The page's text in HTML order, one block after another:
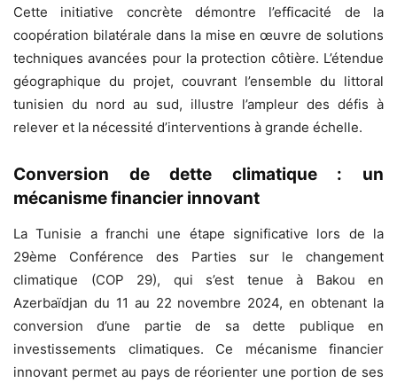
Cette initiative concrète démontre l’efficacité de la
coopération bilatérale dans la mise en œuvre de solutions
techniques avancées pour la protection côtière. L’étendue
géographique du projet, couvrant l’ensemble du littoral
tunisien du nord au sud, illustre l’ampleur des défis à
relever et la nécessité d’interventions à grande échelle.
Conversion de dette climatique : un
mécanisme financier innovant
La Tunisie a franchi une étape significative lors de la
29ème Conférence des Parties sur le changement
climatique (COP 29), qui s’est tenue à Bakou en
Azerbaïdjan du 11 au 22 novembre 2024, en obtenant la
conversion d’une partie de sa dette publique en
investissements climatiques. Ce mécanisme financier
innovant permet au pays de réorienter une portion de ses